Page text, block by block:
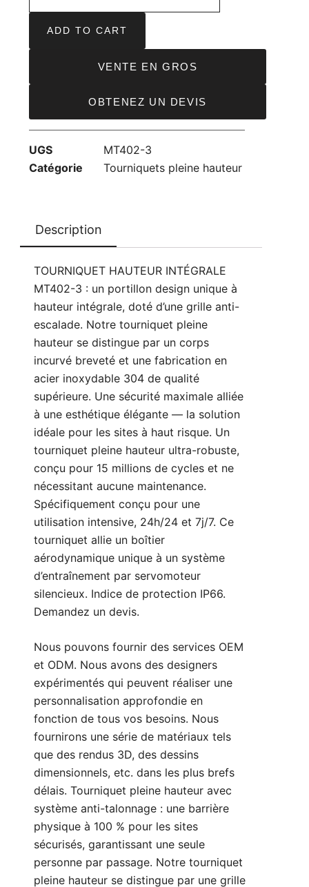
ADD TO CART
VENTE EN GROS
OBTENEZ UN DEVIS
UGS
MT402-3
Catégorie
Tourniquets pleine hauteur
Description
TOURNIQUET HAUTEUR INTÉGRALE
MT402-3 : un portillon design unique à
hauteur intégrale, doté d’une grille anti-
escalade. Notre tourniquet pleine
hauteur se distingue par un corps
incurvé breveté et une fabrication en
acier inoxydable 304 de qualité
supérieure. Une sécurité maximale alliée
à une esthétique élégante — la solution
idéale pour les sites à haut risque. Un
tourniquet pleine hauteur ultra-robuste,
conçu pour 15 millions de cycles et ne
nécessitant aucune maintenance.
Spécifiquement conçu pour une
utilisation intensive, 24h/24 et 7j/7. Ce
tourniquet allie un boîtier
aérodynamique unique à un système
d’entraînement par servomoteur
silencieux. Indice de protection IP66.
Demandez un devis.
Nous pouvons fournir des services OEM
et ODM. Nous avons des designers
expérimentés qui peuvent réaliser une
personnalisation approfondie en
fonction de tous vos besoins. Nous
fournirons une série de matériaux tels
que des rendus 3D, des dessins
dimensionnels, etc. dans les plus brefs
délais. Tourniquet pleine hauteur avec
système anti-talonnage : une barrière
physique à 100 % pour les sites
sécurisés, garantissant une seule
personne par passage. Notre tourniquet
pleine hauteur se distingue par une grille